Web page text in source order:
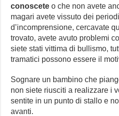
conoscete o che non avete
magari avete vissuto dei
d’incomprensione, cercavate
trovato, avete avuto problemi
siete stati vittima di bullismo,
tramatici possono essere il
Sognare un bambino che
non siete riusciti a realizzare i
sentite in un punto di stallo e
avanti.